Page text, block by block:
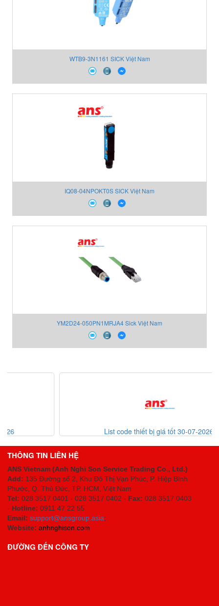
WTB9-3N1161 SICK Việt Nam
IQ08-04NPOKT0S SICK Việt Nam
YM2D24-050PN1MRJA4 Sick Việt Nam
List code thiết bị giá tốt 30-07-2026
THÔNG TIN LIÊN HỆ
ANS Vietnam (Anh Nghi Son Service Trading Co., Ltd.)
Add: 135 Đường số 2, Khu Đô Thị Vạn Phúc, P. Hiệp Bình
Phước, Q. Thủ Đức, TP. HCM, Việt Nam
Tel: 028 3517 0401 - 028 3517 0402 - Fax: 028 3517 0403
- Hotline: 0911 47 22 55
Email: support@ansgroup.asia;
Website: anhnghison.com
ĐƯỜNG ĐẾN CÔNG TY